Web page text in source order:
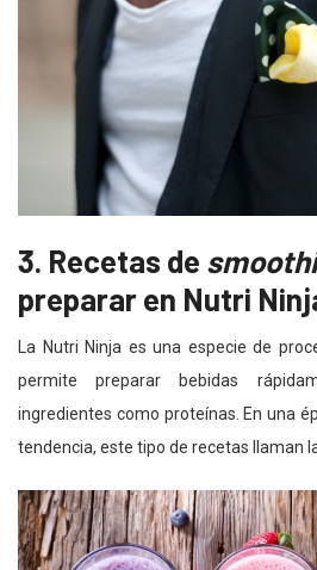
3. Recetas de
preparar en Nutri
La Nutri Ninja es una especie de
permite preparar bebidas
ingredientes como proteínas. En una
tendencia, este tipo de recetas llaman